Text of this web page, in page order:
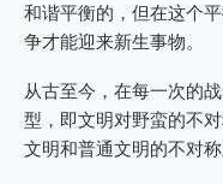
和谐平衡的，但在这个
争才能迎来新生事物。
从古至今，在每一次的
型，即文明对野蛮的不
文明和普通文明的不对